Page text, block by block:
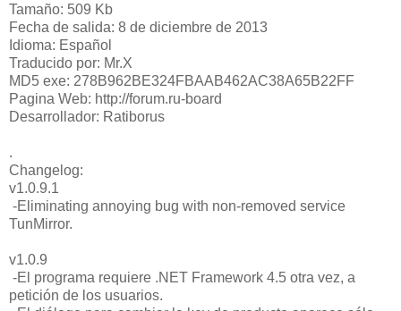
Tamaño: 509 Kb
Fecha de salida: 8 de diciembre de 2013
Idioma: Español
Traducido por: Mr.X
MD5 exe: 278B962BE324FBAAB462AC38A65B22FF
Pagina Web: http://forum.ru-board
Desarrollador: Ratiborus
.
Changelog:
v1.0.9.1
-Eliminating annoying bug with non-removed service
TunMirror.
v1.0.9
-El programa requiere .NET Framework 4.5 otra vez, a
petición de los usuarios.